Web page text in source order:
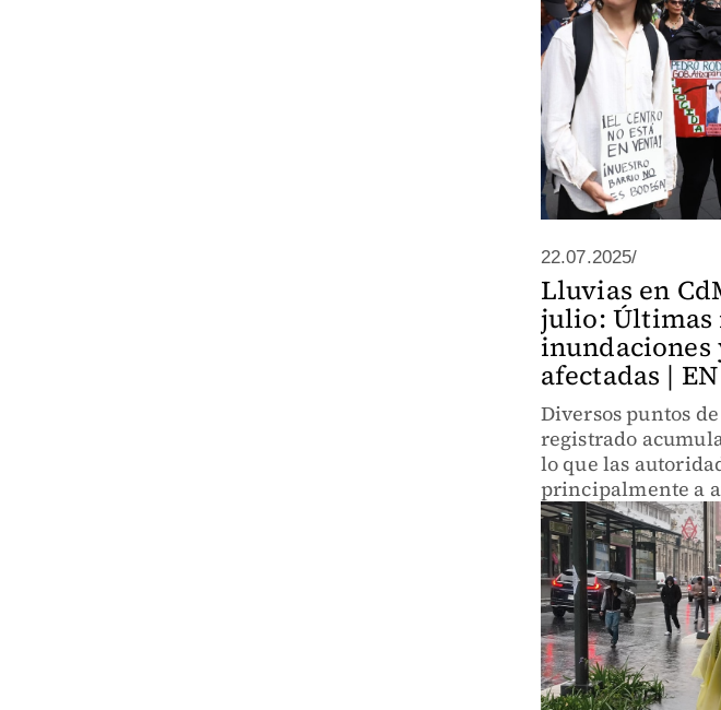
22.07.2025/
Lluvias en
julio: Últimas
inundaciones
afectadas |
Diversos puntos
registrado
lo que las
principalmente a
cruzar estas
queden varados.